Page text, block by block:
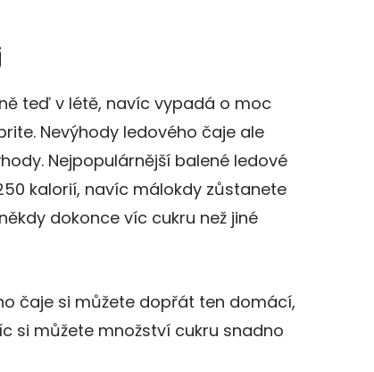
teď v létě, navíc vypadá o moc
Nevýhody ledového čaje ale
Nejpopulárnější balené ledové
kalorií, navíc málokdy zůstanete
dokonce víc cukru než jiné
čaje si můžete dopřát ten domácí,
si můžete množství cukru snadno